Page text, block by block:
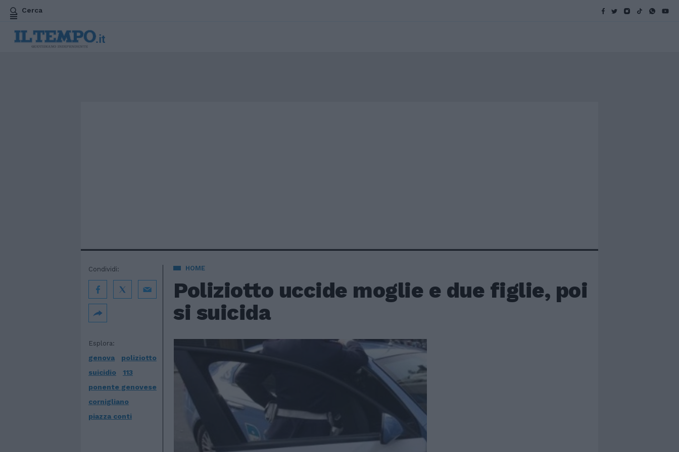
Cerca
HOME
Poliziotto uccide moglie e due figlie, poi
si suicida
Esplora:
genova
poliziotto
suicidio
113
ponente genovese
cornigliano
piazza conti
Condividi: